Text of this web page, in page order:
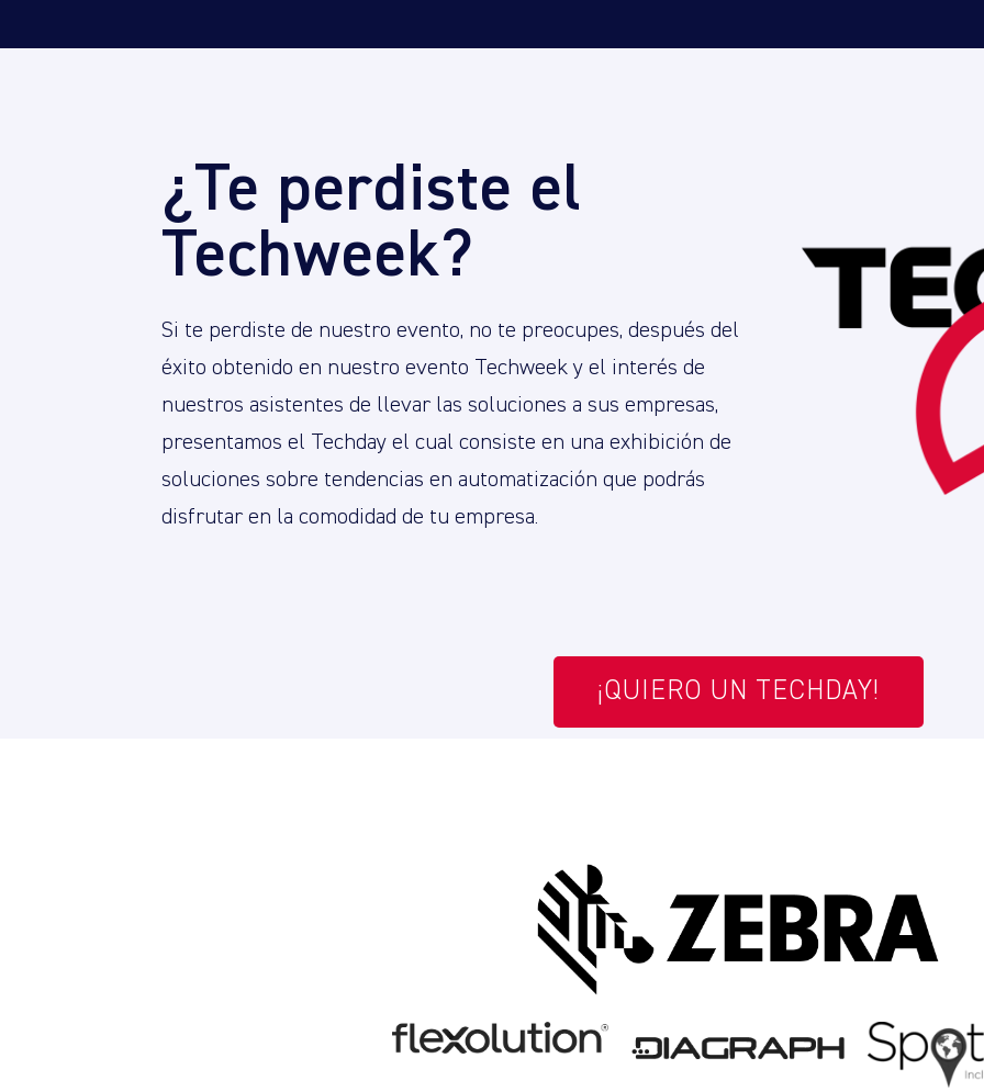
¿Te perdiste el
Techweek?
Si te perdiste de nuestro evento, no te preocupes, después del
éxito obtenido en nuestro evento Techweek y el interés de
nuestros asistentes de llevar las soluciones a sus empresas,
presentamos el Techday el cual consiste en una exhibición de
soluciones sobre tendencias en automatización que podrás
disfrutar en la comodidad de tu empresa.
¡QUIERO UN TECHDAY!